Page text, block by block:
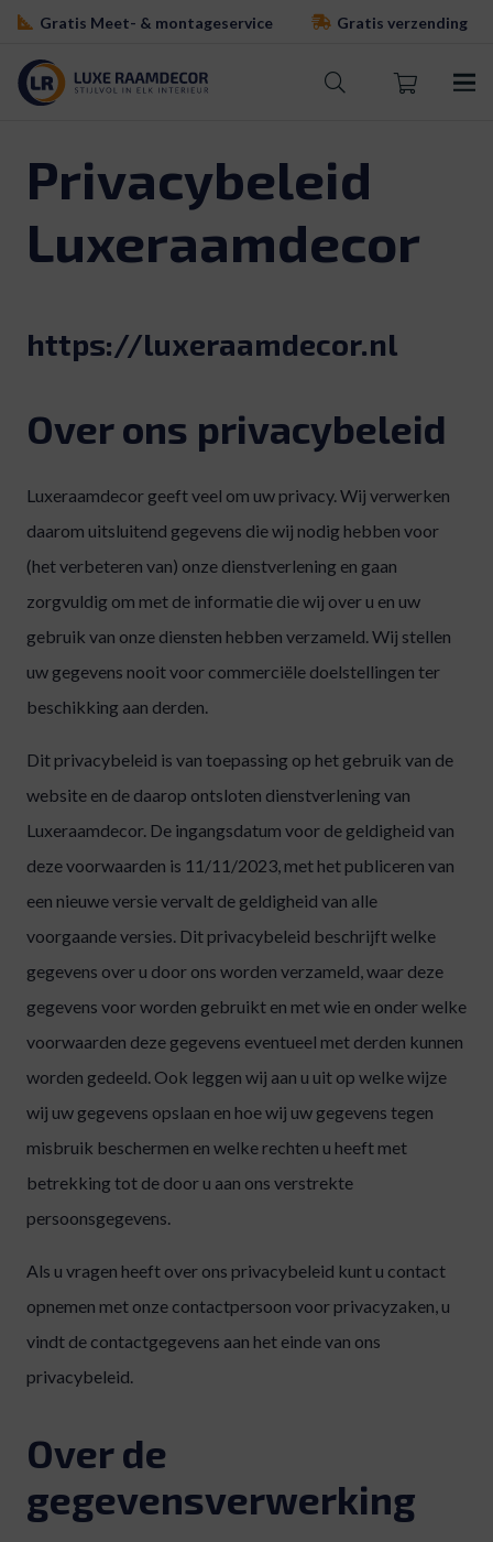
Gratis Meet- & montageservice Gratis verzending
Privacybeleid
Luxeraamdecor
https://luxeraamdecor.nl
Over ons privacybeleid
Luxeraamdecor geeft veel om uw privacy. Wij verwerken
daarom uitsluitend gegevens die wij nodig hebben voor
(het verbeteren van) onze dienstverlening en gaan
zorgvuldig om met de informatie die wij over u en uw
gebruik van onze diensten hebben verzameld. Wij stellen
uw gegevens nooit voor commerciële doelstellingen ter
beschikking aan derden.
Dit privacybeleid is van toepassing op het gebruik van de
website en de daarop ontsloten dienstverlening van
Luxeraamdecor. De ingangsdatum voor de geldigheid van
deze voorwaarden is 11/11/2023, met het publiceren van
een nieuwe versie vervalt de geldigheid van alle
voorgaande versies. Dit privacybeleid beschrijft welke
gegevens over u door ons worden verzameld, waar deze
gegevens voor worden gebruikt en met wie en onder welke
voorwaarden deze gegevens eventueel met derden kunnen
worden gedeeld. Ook leggen wij aan u uit op welke wijze
wij uw gegevens opslaan en hoe wij uw gegevens tegen
misbruik beschermen en welke rechten u heeft met
betrekking tot de door u aan ons verstrekte
persoonsgegevens.
Als u vragen heeft over ons privacybeleid kunt u contact
opnemen met onze contactpersoon voor privacyzaken, u
vindt de contactgegevens aan het einde van ons
privacybeleid.
Over de
gegevensverwerking